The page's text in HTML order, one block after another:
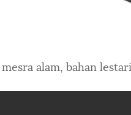
alam, bahan